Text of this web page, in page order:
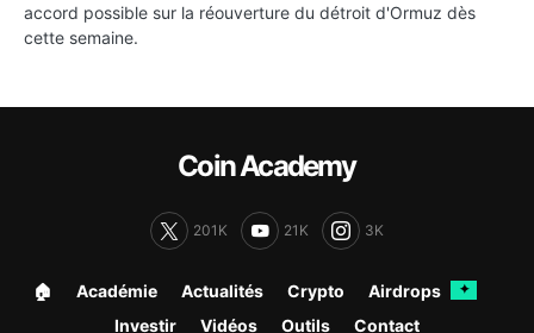
accord possible sur la réouverture du détroit d'Ormuz dès
cette semaine.
Coin Academy
201K 21K 3K
🏠︎ Académie Actualités Crypto Airdrops ✦
Investir Vidéos Outils Contact